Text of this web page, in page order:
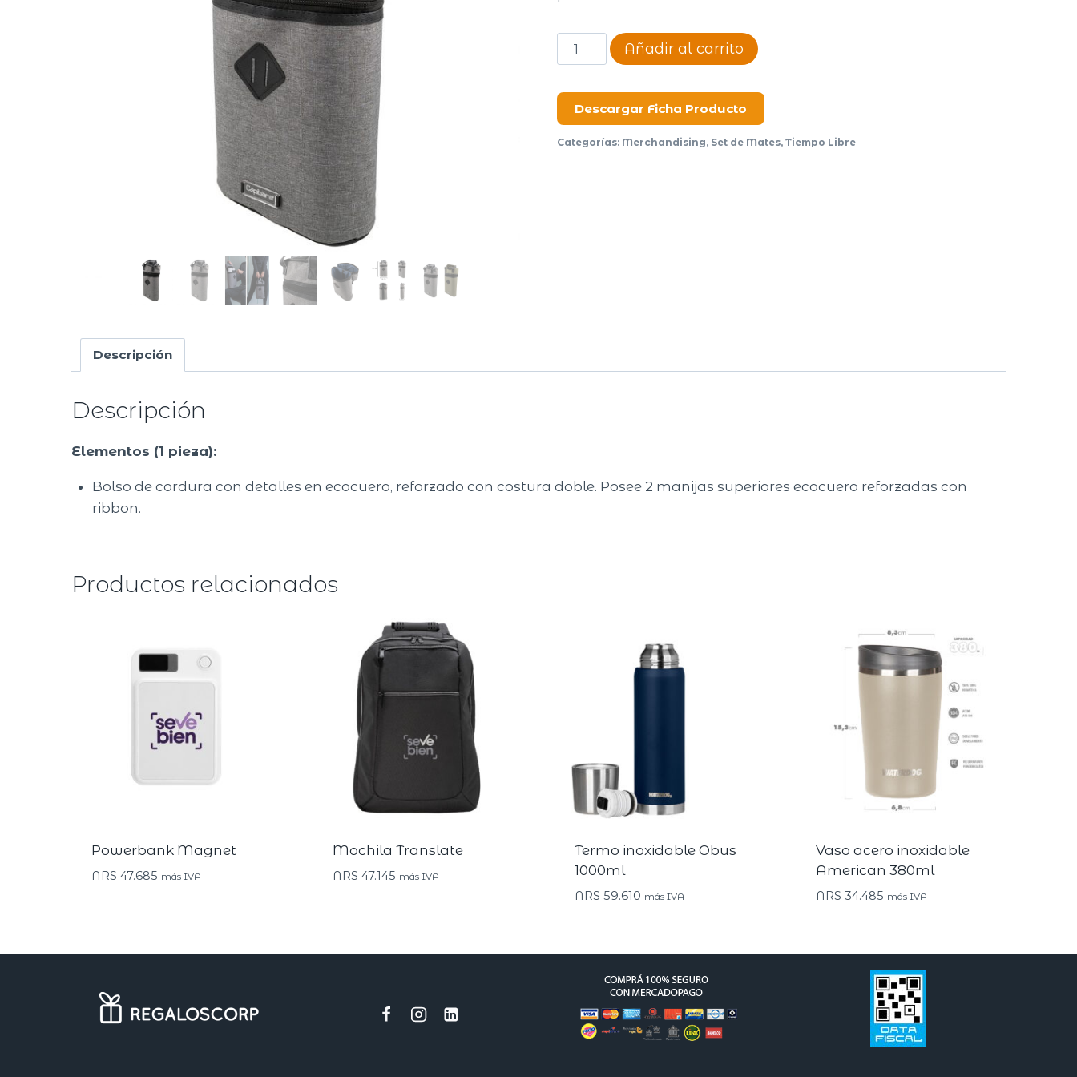
Bolso
Matero
Cordura
cantidad
Añadir al carrito
Descargar Ficha Producto
Categorías: Merchandising, Set de Mates,Tiempo Libre
Descripción
Descripción
Elementos (1 pieza):
Bolso de cordura con detalles en ecocuero, reforzado con costura doble. Posee 2 manijas superiores ecocuero reforzadas con
ribbon.
Productos relacionados
Powerbank Magnet
ARS 47.685 más IVA
Mochila Translate
ARS 47.145 más IVA
Termo inoxidable Obus
1000ml
ARS 59.610 más IVA
Vaso acero inoxidable
American 380ml
ARS 34.485 más IVA